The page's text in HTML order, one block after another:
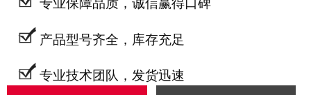
产品型号齐全，库存充足
专业技术团队，发货迅速